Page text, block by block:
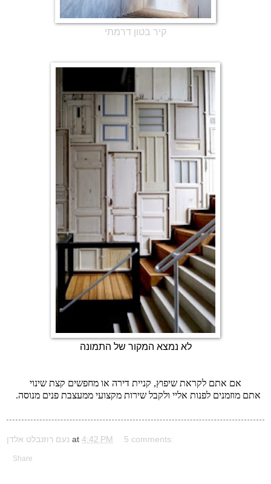
קיר בטון דרמתי
לא נמצא המקור של התמונה
אם אתם לקראת שיפוץ, קניית דירה או מחפשים קצת שינוי
אתם מוזמנים לפנות אליי ולקבל שירות מקצועי ממעצבת פנים מנוסה.
נעם רוזנבלט אלדן at 4:42 PM 5 comments:
Share